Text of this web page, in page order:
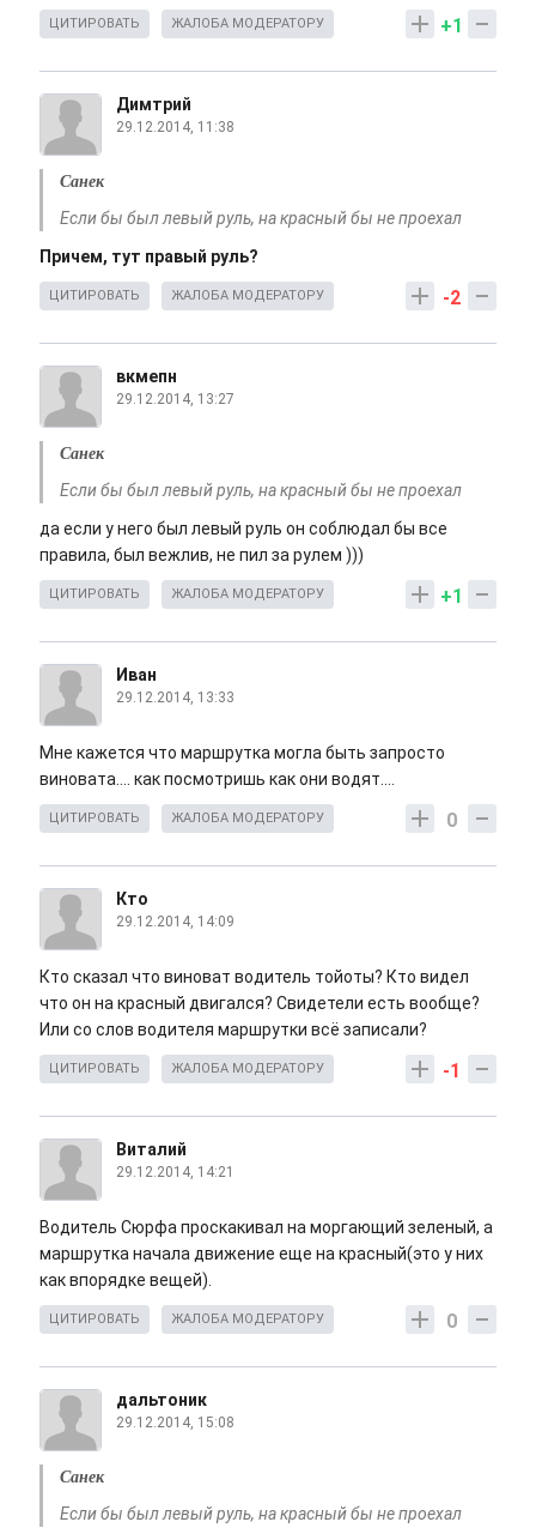
+1
ЦИТИРОВАТЬ ЖАЛОБА МОДЕРАТОРУ
Димтрий
29.12.2014, 11:38
Санек
Если бы был левый руль, на красный бы не проехал
Причем, тут правый руль?
-2
ЦИТИРОВАТЬ ЖАЛОБА МОДЕРАТОРУ
вкмепн
29.12.2014, 13:27
Санек
Если бы был левый руль, на красный бы не проехал
да если у него был левый руль он соблюдал бы все
правила, был вежлив, не пил за рулем )))
+1
ЦИТИРОВАТЬ ЖАЛОБА МОДЕРАТОРУ
Иван
29.12.2014, 13:33
Мне кажется что маршрутка могла быть запросто
виновата.... как посмотришь как они водят....
0
ЦИТИРОВАТЬ ЖАЛОБА МОДЕРАТОРУ
Кто
29.12.2014, 14:09
Кто сказал что виноват водитель тойоты? Кто видел
что он на красный двигался? Свидетели есть вообще?
Или со слов водителя маршрутки всё записали?
-1
ЦИТИРОВАТЬ ЖАЛОБА МОДЕРАТОРУ
Виталий
29.12.2014, 14:21
Водитель Сюрфа проскакивал на моргающий зеленый, а
маршрутка начала движение еще на красный(это у них
как впорядке вещей).
0
ЦИТИРОВАТЬ ЖАЛОБА МОДЕРАТОРУ
дальтоник
29.12.2014, 15:08
Санек
Если бы был левый руль, на красный бы не проехал